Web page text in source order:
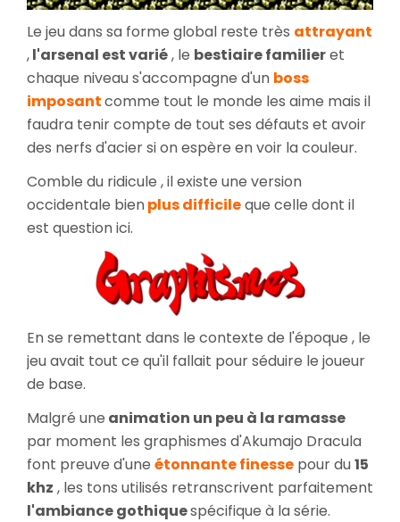
Le jeu dans sa forme global reste très attrayant
,l'arsenal est varié, le bestiaire familieret
chaque niveau s'accompagne d'un boss
imposantcomme tout le monde les aime mais il
faudra tenir compte de tout ses défauts et avoir
des nerfs d'acier si on espère en voir la couleur.
Comble du ridicule , il existe une version
occidentale bienplus difficileque celle dont il
est question ici.
En se remettant dans le contexte de l'époque , le
jeu avait tout ce qu'il fallait pour séduire le joueur
de base.
Malgré une animation un peu à la ramasse
par moment les graphismes d'Akumajo Dracula
font preuve d'une étonnante finesse pour du15
khz , les tons utilisés retranscrivent parfaitement
l'ambiance gothiquespécifique à la série.